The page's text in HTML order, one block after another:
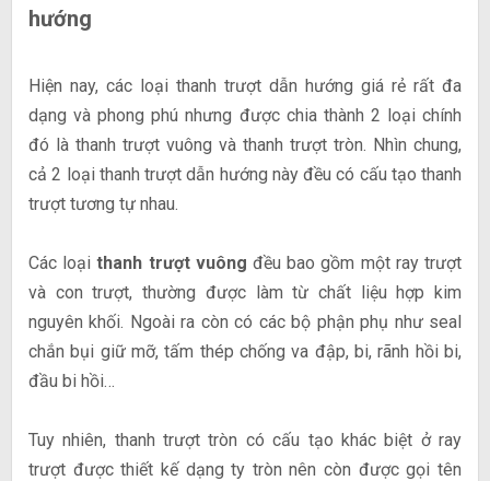
hướng
Hiện nay, các loại thanh trượt dẫn hướng giá rẻ rất đa
dạng và phong phú nhưng được chia thành 2 loại chính
đó là thanh trượt vuông và thanh trượt tròn. Nhìn chung,
cả 2 loại thanh trượt dẫn hướng này đều có cấu tạo thanh
trượt tương tự nhau.
Các loạithanh trượt vuông đều bao gồm một ray trượt
và con trượt, thường được làm từ chất liệu hợp kim
nguyên khối. Ngoài ra còn có các bộ phận phụ như seal
chắn bụi giữ mỡ, tấm thép chống va đập, bi, rãnh hồi bi,
đầu bi hồi…
Tuy nhiên, thanh trượt tròn có cấu tạo khác biệt ở ray
trượt được thiết kế dạng ty tròn nên còn được gọi tên